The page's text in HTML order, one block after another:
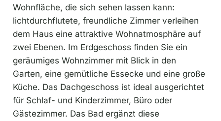
Wohnfläche, die sich sehen lassen kann:
lichtdurchflutete, freundliche Zimmer verleihen
dem Haus eine attraktive Wohnatmosphäre auf
zwei Ebenen. Im Erdgeschoss finden Sie ein
geräumiges Wohnzimmer mit Blick in den
Garten, eine gemütliche Essecke und eine große
Küche. Das Dachgeschoss ist ideal ausgerichtet
für Schlaf- und Kinderzimmer, Büro oder
Gästezimmer. Das Bad ergänzt diese